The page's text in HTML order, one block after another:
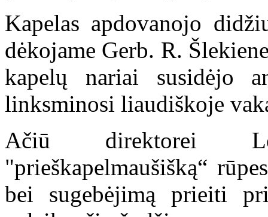
Kapelas apdovanojo
dėkojame Gerb. R.
kapelų nariai susidėjo
linksminosi liaudiškoje
Ačiū direktorei
"prieškapelmaušišką“
bei sugebėjimą prieiti